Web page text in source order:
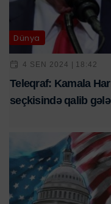
Dünya
4 SEN 2024 | 18:42
Teleqraf: Kamala
seçkisində qalib